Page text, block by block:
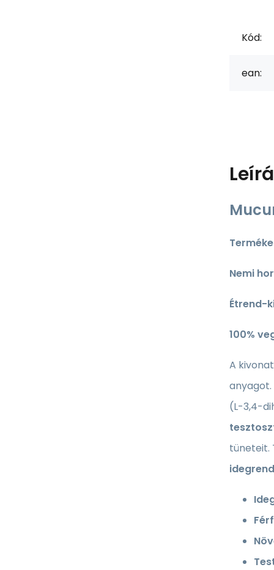
Kód:
ean:
Nemi
Étrend-
100%
A
(L-3,4-
tüneteit.